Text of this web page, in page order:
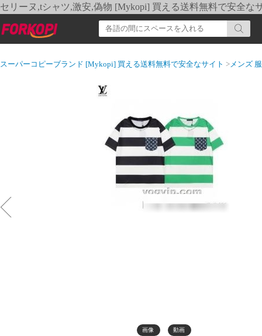
セリーヌ,tシャツ,激安,偽物 [Mykopi] 買える送料無料で安全な
スーパーコピーブランド [Mykopi] 買える送料無料で安全なサイト >メンズ 服
画像 動画